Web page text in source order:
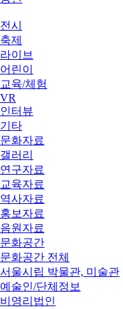
전시
축제
라이브
어린이
교육/체험
VR
인터뷰
기타
문화자료
갤러리
연구자료
교육자료
역사자료
홍보자료
음원자료
문화공간
문화공간 전체
서울시립 박물관, 미술관
예술인/단체정보
비영리법인